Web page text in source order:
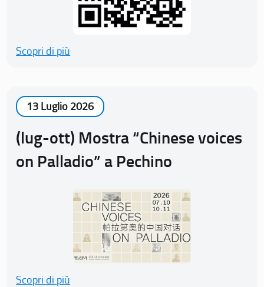
Scopri di più
13 Luglio 2026
(lug-ott) Mostra “Chinese voices
on Palladio” a Pechino
Scopri di più